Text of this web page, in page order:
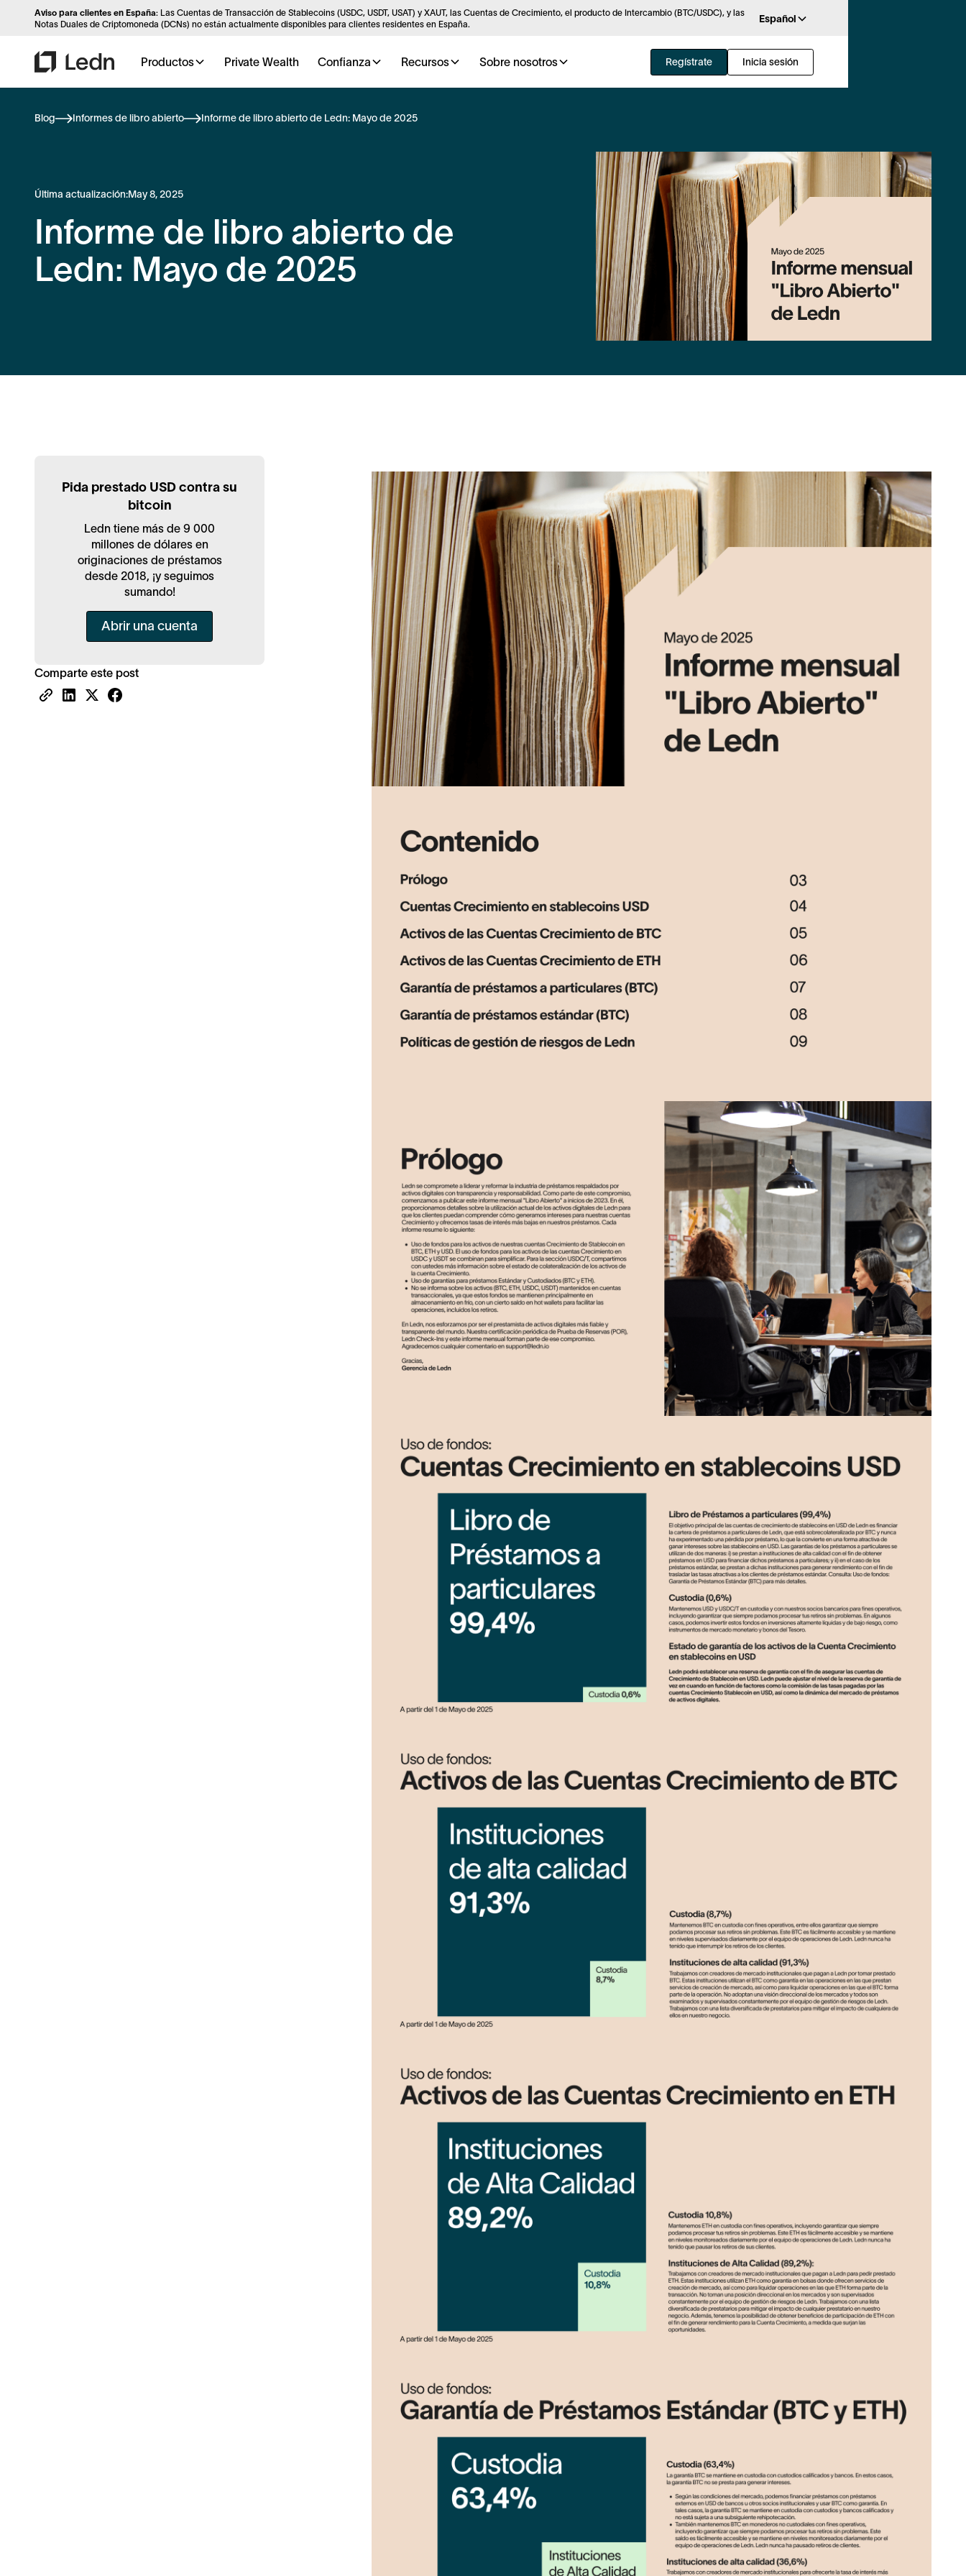
Aviso para clientes en España: Las Cuentas de Transacción de Stablecoins (USDC, USDT, USAT) y XAUT, las Cuentas de Crecimiento, el producto de Intercambio (BTC/USDC), y las
Notas Duales de Criptomoneda (DCNs) no están actualmente disponibles para clientes residentes en España.
Español
Productos Private Wealth Confianza Recursos Sobre nosotros Regístrate Inicia sesión
Blog Informes de libro abierto Informe de libro abierto de Ledn: Mayo de 2025
Última actualización:May 8, 2025
Informe de libro abierto de
Ledn: Mayo de 2025
Pida prestado USD contra su
bitcoin
Ledn tiene más de 9 000
millones de dólares en
originaciones de préstamos
desde 2018, ¡y seguimos
sumando!
Abrir una cuenta
Comparte este post